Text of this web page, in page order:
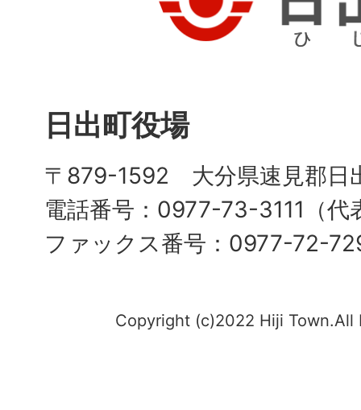
日出町役場
〒879-1592 大分県速見郡日
電話番号：0977-73-3111（代
ファックス番号：0977-72-
Copyright (c)2022 Hiji Town.All